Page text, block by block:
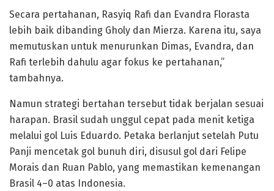
Secara pertahanan, Rasyiq Rafi dan Evandra Florasta
lebih baik dibanding Gholy dan Mierza. Karena itu, saya
memutuskan untuk menurunkan Dimas, Evandra, dan
Rafi terlebih dahulu agar fokus ke pertahanan,”
tambahnya.
Namun strategi bertahan tersebut tidak berjalan sesuai
harapan. Brasil sudah unggul cepat pada menit ketiga
melalui gol Luis Eduardo. Petaka berlanjut setelah Putu
Panji mencetak gol bunuh diri, disusul gol dari Felipe
Morais dan Ruan Pablo, yang memastikan kemenangan
Brasil 4–0 atas Indonesia.